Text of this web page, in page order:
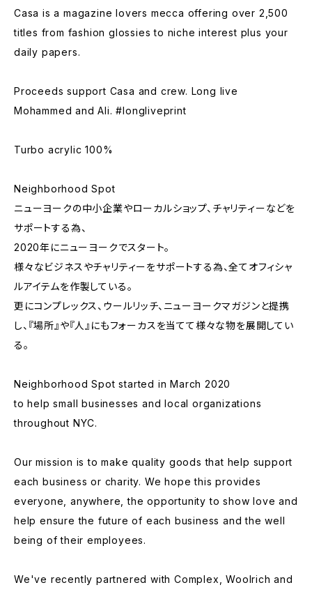
Casa is a magazine lovers mecca offering over 2,500
titles from fashion glossies to niche interest plus your
daily papers.
Proceeds support Casa and crew. Long live
Mohammed and Ali. #longliveprint
Turbo acrylic 100%
Neighborhood Spot
ニューヨークの中小企業やローカルショップ、チャリティーなどを
サポートする為、
2020年にニューヨークでスタート。
様々なビジネスやチャリティーをサポートする為、全てオフィシャ
ルアイテムを作製している。
更にコンプレックス、ウールリッチ、ニューヨークマガジンと提携
し、『場所』や『人』にもフォーカスを当てて様々な物を展開してい
る。
Neighborhood Spot started in March 2020
to help small businesses and local organizations
throughout NYC.
Our mission is to make quality goods that help support
each business or charity. We hope this provides
everyone, anywhere, the opportunity to show love and
help ensure the future of each business and the well
being of their employees.
We've recently partnered with Complex, Woolrich and